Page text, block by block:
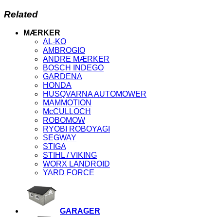
Related
MÆRKER
AL-KO
AMBROGIO
ANDRE MÆRKER
BOSCH INDEGO
GARDENA
HONDA
HUSQVARNA AUTOMOWER
MAMMOTION
McCULLOCH
ROBOMOW
RYOBI ROBOYAGI
SEGWAY
STIGA
STIHL / VIKING
WORX LANDROID
YARD FORCE
GARAGER